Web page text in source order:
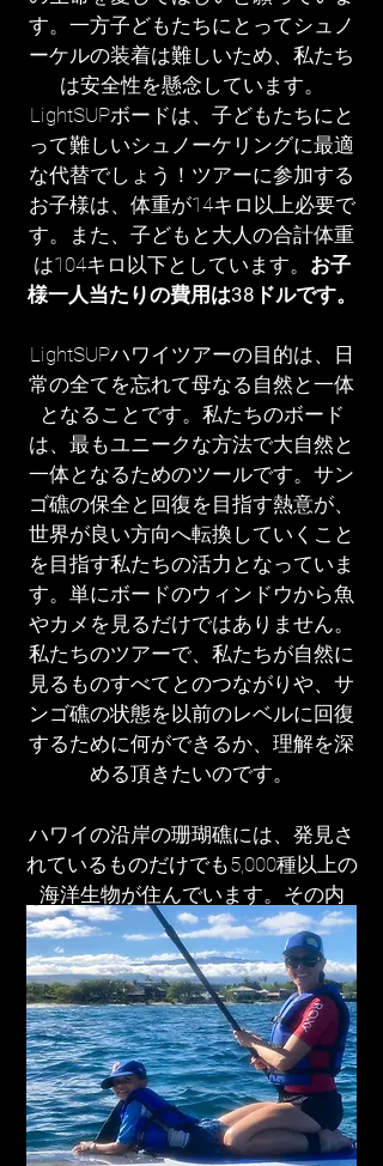
す。一方子どもたちにとってシュノ
ーケルの装着は難しいため、私たち
は安全性を懸念しています。
LightSUPボードは、子どもたちにと
って難しいシュノーケリングに最適
な代替でしょう！ツアーに参加する
お子様は、体重が14キロ以上必要で
す。また、子どもと大人の合計体重
は104キロ以下としています。 お子
様一人当たりの費用は38ドルです。
LightSUPハワイツアーの目的は、日
常の全てを忘れて母なる自然と一体
となることです。私たちのボード
は、最もユニークな方法で大自然と
一体となるためのツールです。サン
ゴ礁の保全と回復を目指す熱意が、
世界が良い方向へ転換していくこと
を目指す私たちの活力となっていま
す。単にボードのウィンドウから魚
やカメを見るだけではありません。
私たちのツアーで、私たちが自然に
見るものすべてとのつながりや、サ
ンゴ礁の状態を以前のレベルに回復
するために何ができるか、理解を深
める頂きたいのです。
ハワイの沿岸の珊瑚礁には、発見さ
れているものだけでも5,000種以上の
海洋生物が住んでいます。その内
25％は、他の海では見ることができ
ません。それにも関わらず、これら
サンゴ礁資源は多数の地域および世
界の負荷要因によって世界中で危険
な速度で衰退しています。 25年以上
に渡りマラマカイ財団（Malama Kai
Foundation)は、ハワイの沿岸および
近海資源保護を牽引しています。財